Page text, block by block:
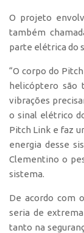
CPEs
Fala
O projeto
também
parte elétrica do
“O corpo do
helicóptero são
vibrações
o sinal elétrico
Pitch Link e faz
energia desse
Clementino o
sistema.
De acordo com
seria de
tanto na